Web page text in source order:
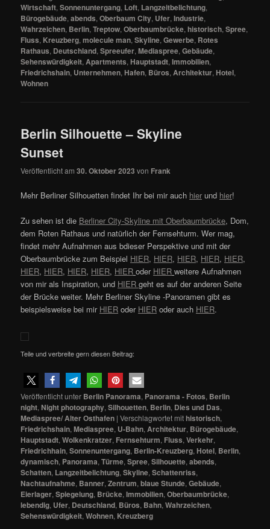
Wirtschaft,Sonnenuntergang, Loft, Langzeitbelichtung,
Bürogebäude,abends,Oberbaum City, Ufer,Industrie,
Wahrzeichen, Berlin,Treptow,Oberbaumbrücke,historisch,Spree,
Fluss, Kreuzberg,molecule man,Skyline,Gewerbe, Rotes
Rathaus, Deutschland,Spreeufer,Mediaspree,Gebäude,
Sehenswürdigkeit,Apartments, Hauptstadt,Immobilien,
Friedrichshain, Unternehmen, Hafen, Büros,Architektur, Hotel,
Wohnen
Berlin Silhouette – Skyline
Sunset
Veröffentlicht am30. Oktober 2023 von Frank
Mehr Berliner Silhouetten findet Ihr bei mir auch hier und hier!
Zu sehen ist die Berliner City-Skyline mit Oberbaumbrücke, Dom,
dem Roten Rathaus und natürlich der Fernsehturm. Wer mag,
findet mehr Aufnahmen aus bdieser Perspektive und mit der
Oberbaumbrücke zum Beispiel HIER, HIER, HIER, HIER, HIER,
HIER, HIER, HIER, HIER, HIER oder HIER weitere Aufnahmen
von mir als Inspiration, und HIERgeht es auf der anderen Seite
der Brücke weiter. Mehr Berliner Skyline -Panoramen gibt es
beispielsweise bei mir HIER oder HIER oder auch HIER.
Teile und verbreite gern diesen Beitrag:
Veröffentlicht unter Berlin Panorama, Panorama - Fotos, Berlin
night, Night photography,Silhouetten, Berlin, Dies und Das,
Mediaspree/ Alter Osthafen |Verschlagwortet mithistorisch,
Friedrichshain,Mediaspree, U-Bahn, Architektur, Bürogebäude,
Hauptstadt,Wolkenkratzer, Fernsehturm, Fluss,Verkehr,
Friedrichhain,Sonnenuntergang, Berlin-Kreuzberg, Hotel, Berlin,
dynamisch, Panorama,Türme,Spree,Silhouette,abends,
Schatten, Langzeitbelichtung,Skyline,Schattenriss,
Nachtaufnahme, Banner,Zentrum,blaue Stunde,Gebäude,
Eierlager,Spiegelung, Brücke,Immobilien,Oberbaumbrücke,
lebendig, Ufer, Deutschland, Büros, Bahn,Wahrzeichen,
Sehenswürdigkeit,Wohnen, Kreuzberg